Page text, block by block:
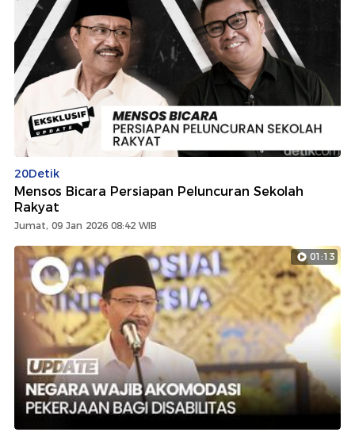
20Detik
Mensos Bicara Persiapan Peluncuran Sekolah
Rakyat
Jumat, 09 Jan 2026 08:42 WIB
01:13